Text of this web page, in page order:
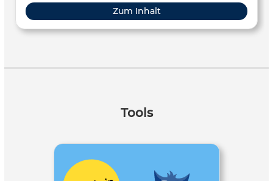
Fachberaterin Musik am ZSL Regionalstelle Tübingen, ist.
Zum Inhalt
Tools